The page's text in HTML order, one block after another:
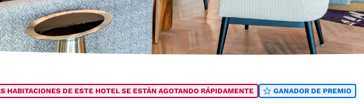
Français Español English
Europa
Spain France France
HABITACIONES DE ESTE HOTEL SE ESTÁN AGOTANDO RÁPIDAMENTE GANADOR DE PREMIO